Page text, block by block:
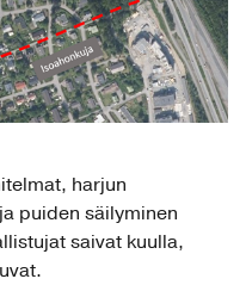
harjun
puiden säilyminen
saivat kuulla,